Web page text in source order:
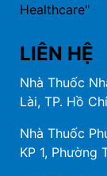
Healthcare"
LIÊN HỆ
Nhà Thuốc
Lài, TP. Hồ
Nhà Thuốc
KP 1, Phường